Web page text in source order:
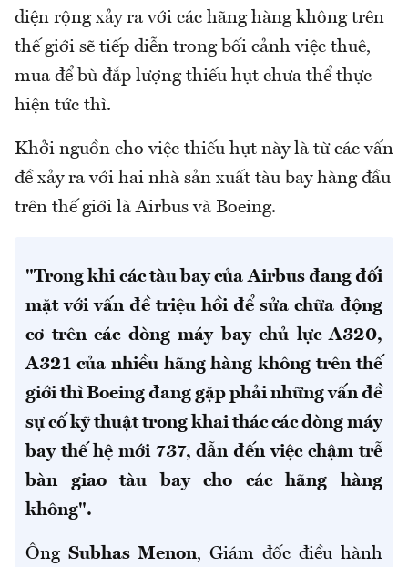
diện rộng xảy ra với các hãng hàng không trên
thế giới sẽ tiếp diễn trong bối cảnh việc thuê,
mua để bù đắp lượng thiếu hụt chưa thể thực
hiện tức thì.
Khởi nguồn cho việc thiếu hụt này là từ các vấn
đề xảy ra với hai nhà sản xuất tàu bay hàng đầu
trên thế giới là Airbus và Boeing.
"Trong khi các tàu bay của Airbus đang đối
mặt với vấn đề triệu hồi để sửa chữa động
cơ trên các dòng máy bay chủ lực A320,
A321 của nhiều hãng hàng không trên thế
giới thì Boeing đang gặp phải những vấn đề
sự cố kỹ thuật trong khai thác các dòng máy
bay thế hệ mới 737, dẫn đến việc chậm trễ
bàn giao tàu bay cho các hãng hàng
không".
Ông Subhas Menon, Giám đốc điều hành